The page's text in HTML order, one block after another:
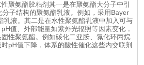
聚氨酯胶粘剂其一是在聚氨酯大分子中引
子结构的聚氨酯乳液。例如，采用Bayer
液。其二是在水性聚氨酯乳液中加入可与
值、外部能量如紫外光辐照等因素变化，
性聚氨酯。例如碳化二亚胺、氮化环丙烷
pH值下降，体系的酸性催化这些内交联剂